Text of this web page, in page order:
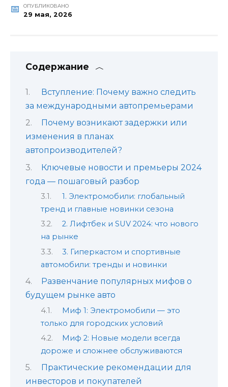
ОПУБЛИКОВАНО
29 мая, 2026
Содержание
Вступление: Почему важно следить
за международными автопремьерами
Почему возникают задержки или
изменения в планах
автопроизводителей?
Ключевые новости и премьеры 2024
года — пошаговый разбор
1. Электромобили: глобальный
тренд и главные новинки сезона
2. Лифтбек и SUV 2024: что нового
на рынке
3. Гиперкастом и спортивные
автомобили: тренды и новинки
Развенчание популярных мифов о
будущем рынке авто
Миф 1: Электромобили — это
только для городских условий
Миф 2: Новые модели всегда
дороже и сложнее обслуживаются
Практические рекомендации для
инвесторов и покупателей